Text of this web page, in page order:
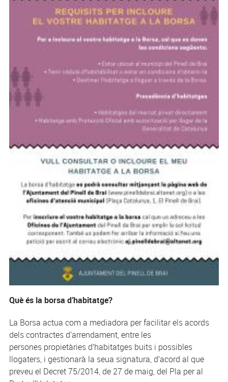
Què és la borsa d’habitatge?
La Borsa actua com a mediadora per facilitar els acords
dels contractes d’arrendament, entre les
persones propietàries d’habitatges buits i possibles
llogaters, i gestionarà la seua signatura, d’acord al que
preveu el Decret 75/2014, de 27 de maig, del Pla per al